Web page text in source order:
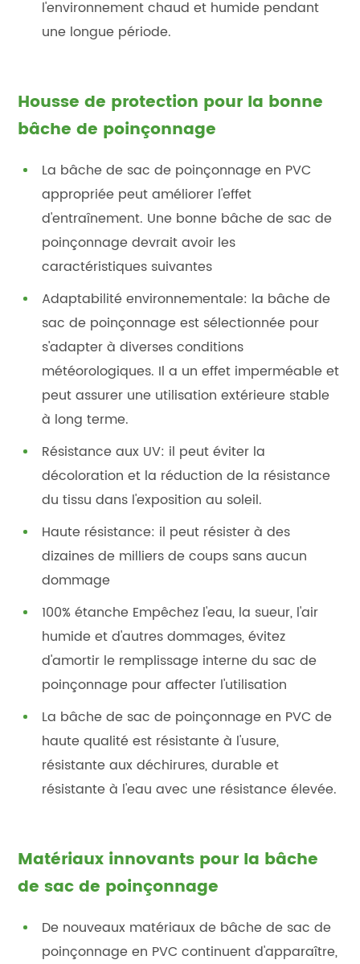
l'environnement chaud et humide pendant
une longue période.
Housse de protection pour la bonne
bâche de poinçonnage
La bâche de sac de poinçonnage en PVC
appropriée peut améliorer l'effet
d'entraînement. Une bonne bâche de sac de
poinçonnage devrait avoir les
caractéristiques suivantes
Adaptabilité environnementale: la bâche de
sac de poinçonnage est sélectionnée pour
s'adapter à diverses conditions
météorologiques. Il a un effet imperméable et
peut assurer une utilisation extérieure stable
à long terme.
Résistance aux UV: il peut éviter la
décoloration et la réduction de la résistance
du tissu dans l'exposition au soleil.
Haute résistance: il peut résister à des
dizaines de milliers de coups sans aucun
dommage
100% étanche Empêchez l'eau, la sueur, l'air
humide et d'autres dommages, évitez
d'amortir le remplissage interne du sac de
poinçonnage pour affecter l'utilisation
La bâche de sac de poinçonnage en PVC de
haute qualité est résistante à l'usure,
résistante aux déchirures, durable et
résistante à l'eau avec une résistance élevée.
Matériaux innovants pour la bâche
de sac de poinçonnage
De nouveaux matériaux de bâche de sac de
poinçonnage en PVC continuent d'apparaître,